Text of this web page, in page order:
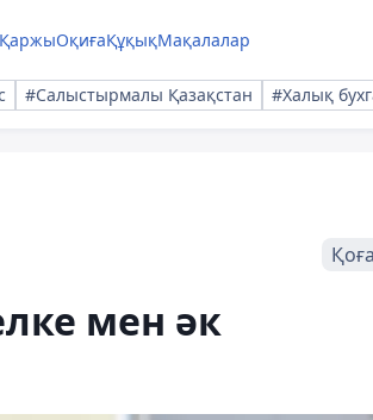
ҚаржыОқиғаҚұқықМақалалар
#Салыстырмалы Қазақстан #Халық
мен әк